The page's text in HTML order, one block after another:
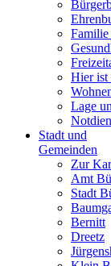
Hier ist
Lage
Stadt und
Gemeinden
Zur
Amt
Stadt
Bernitt
Dreetz